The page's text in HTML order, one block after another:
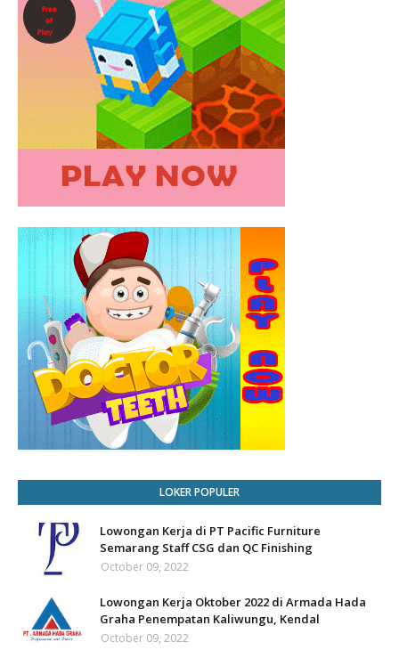
LOKER POPULER
Lowongan Kerja di PT Pacific Furniture
Semarang Staff CSG dan QC Finishing
October 09, 2022
Lowongan Kerja Oktober 2022 di Armada Hada
Graha Penempatan Kaliwungu, Kendal
October 09, 2022